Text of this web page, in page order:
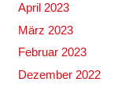
April 2023
März 2023
Februar 2023
Dezember 2022